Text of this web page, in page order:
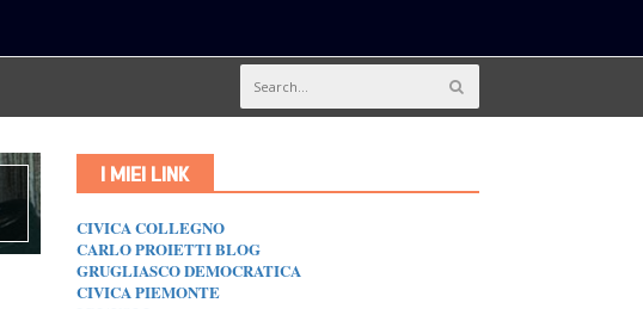
I MIEI LINK
CIVICA COLLEGNO
CARLO PROIETTI BLOG
GRUGLIASCO DEMOCRATICA
CIVICA PIEMONTE